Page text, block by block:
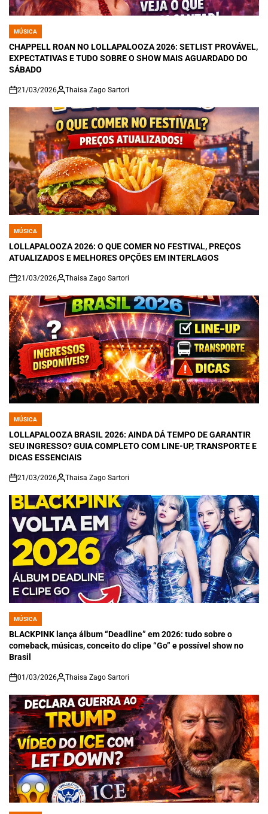
POSTED
IN
MÚSICA
CHAPPELL ROAN NO LOLLAPALOOZA 2026: SETLIST PROVÁVEL,
EXPECTATIVAS E TUDO SOBRE O SHOW MAIS AGUARDADO DO
SÁBADO
on
21/03/2026 Thaisa Zago Sartori
POSTED
IN
MÚSICA
LOLLAPALOOZA 2026: O QUE COMER NO FESTIVAL, PREÇOS
ATUALIZADOS E MELHORES OPÇÕES EM INTERLAGOS
on
21/03/2026 Thaisa Zago Sartori
POSTED
IN
MÚSICA
LOLLAPALOOZA BRASIL 2026: AINDA DÁ TEMPO DE GARANTIR
SEU INGRESSO? GUIA COMPLETO COM LINE-UP, TRANSPORTE E
DICAS ESSENCIAIS
on
21/03/2026 Thaisa Zago Sartori
POSTED
IN
MÚSICA
BLACKPINK lança álbum “Deadline” em 2026: tudo sobre o
comeback, músicas, conceito do clipe “Go” e possível show no
Brasil
on
01/03/2026 Thaisa Zago Sartori